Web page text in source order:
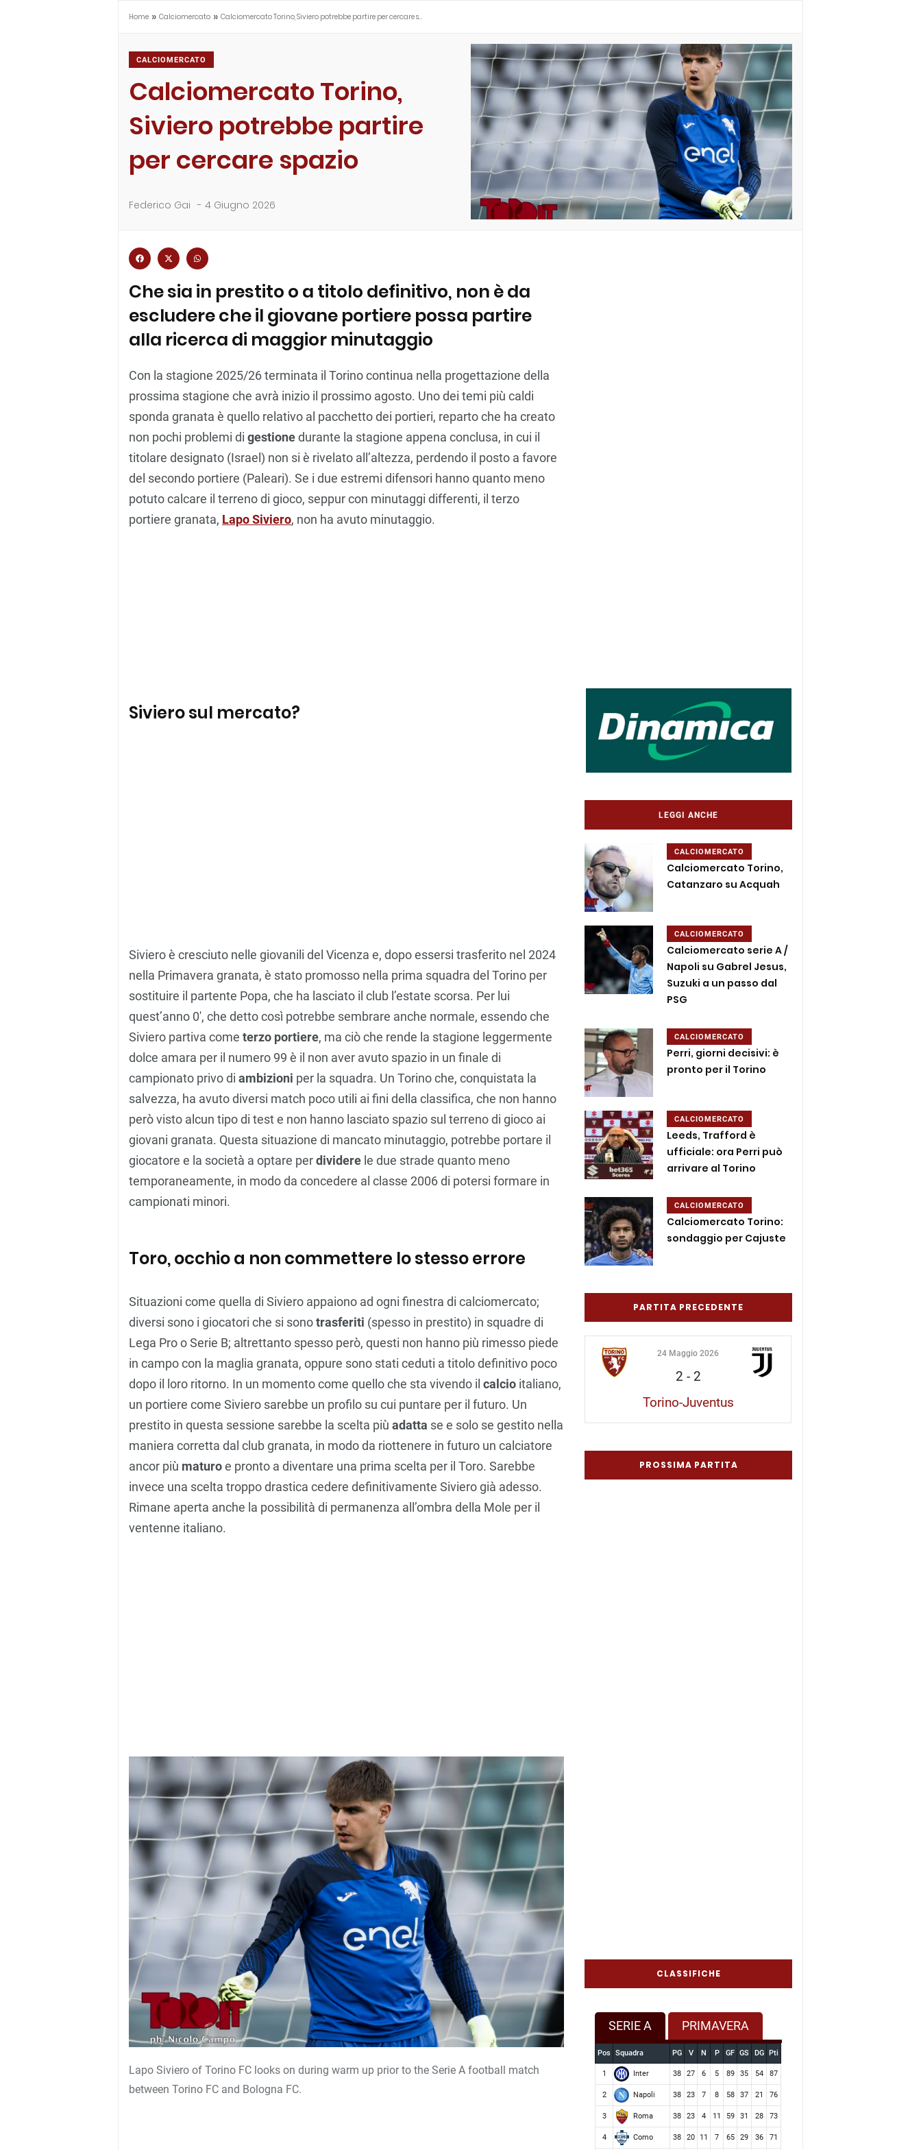
Home » Calciomercato » Calciomercato Torino, Siviero potrebbe partire per cercare s…
CALCIOMERCATO
Calciomercato Torino,
Siviero potrebbe partire
per cercare spazio
Federico Gai - 4 Giugno 2026
Che sia in prestito o a titolo definitivo, non è da
escludere che il giovane portiere possa partire
alla ricerca di maggior minutaggio
Con la stagione 2025/26 terminata il Torino continua nella progettazione della
prossima stagione che avrà inizio il prossimo agosto. Uno dei temi più caldi
sponda granata è quello relativo al pacchetto dei portieri, reparto che ha creato
non pochi problemi di gestionedurante la stagione appena conclusa, in cui il
titolare designato (Israel) non si è rivelato all’altezza, perdendo il posto a favore
del secondo portiere (Paleari). Se i due estremi difensori hanno quanto meno
potuto calcare il terreno di gioco, seppur con minutaggi differenti, il terzo
portiere granata, Lapo Siviero, non ha avuto minutaggio.
Siviero sul mercato?
Siviero è cresciuto nelle giovanili del Vicenza e, dopo essersi trasferito nel 2024
nella Primavera granata, è stato promosso nella prima squadra del Torino per
sostituire il partente Popa, che ha lasciato il club l’estate scorsa. Per lui
quest’anno 0′, che detto così potrebbe sembrare anche normale, essendo che
Siviero partiva come terzo portiere, ma ciò che rende la stagione leggermente
dolce amara per il numero 99 è il non aver avuto spazio in un finale di
campionato privo di ambizioni per la squadra. Un Torino che, conquistata la
salvezza, ha avuto diversi match poco utili ai fini della classifica, che non hanno
però visto alcun tipo di test e non hanno lasciato spazio sul terreno di gioco ai
giovani granata. Questa situazione di mancato minutaggio, potrebbe portare il
giocatore e la società a optare perdividere le due strade quanto meno
temporaneamente, in modo da concedere al classe 2006 di potersi formare in
campionati minori.
Toro, occhio a non commettere lo stesso errore
Situazioni come quella di Siviero appaiono ad ogni finestra di calciomercato;
diversi sono i giocatori che si sonotrasferiti (spesso in prestito) in squadre di
Lega Pro o Serie B; altrettanto spesso però, questi non hanno più rimesso piede
in campo con la maglia granata, oppure sono stati ceduti a titolo definitivo poco
dopo il loro ritorno. In un momento come quello che sta vivendo il calcio italiano,
un portiere come Siviero sarebbe un profilo su cui puntare per il futuro. Un
prestito in questa sessione sarebbe la scelta più adatta se e solo se gestito nella
maniera corretta dal club granata, in modo da riottenere in futuro un calciatore
ancor più maturoe pronto a diventare una prima scelta per il Toro. Sarebbe
invece una scelta troppo drastica cedere definitivamente Siviero già adesso.
Rimane aperta anche la possibilità di permanenza all’ombra della Mole per il
ventenne italiano.
Lapo Siviero of Torino FC looks on during warm up prior to the Serie A football match
between Torino FC and Bologna FC.
LEGGI ANCHE
CALCIOMERCATO
Calciomercato Torino,
Catanzaro su Acquah
CALCIOMERCATO
Calciomercato serie A /
Napoli su Gabrel Jesus,
Suzuki a un passo dal
PSG
CALCIOMERCATO
Perri, giorni decisivi: è
pronto per il Torino
CALCIOMERCATO
Leeds, Trafford è
ufficiale: ora Perri può
arrivare al Torino
CALCIOMERCATO
Calciomercato Torino:
sondaggio per Cajuste
PARTITA PRECEDENTE
24 Maggio 2026
2 - 2
Torino-Juventus
PROSSIMA PARTITA
CLASSIFICHE
SERIE A PRIMAVERA
Pos Squadra PG V N P GF GS DG Pti
1 Inter 38 27 6 5 89 35 54 87
2 Napoli 38 23 7 8 58 37 21 76
3 Roma 38 23 4 11 59 31 28 73
4 Como 38 20 11 7 65 29 36 71